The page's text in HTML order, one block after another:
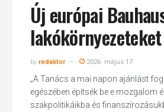
Új európai
by redaktor 2026. május 17.
„A Tanács a mai napon ajánlást
egészében építsék be e mozgalom
szakpolitikáikba és